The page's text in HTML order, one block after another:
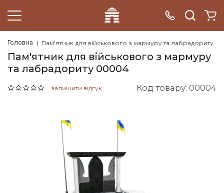
Головна Пам'ятник для військового з мармуру та лабрадориту
Пам'ятник для військового з мармуру
та лабрадориту 00004
залишити відгук Код товару: 00004